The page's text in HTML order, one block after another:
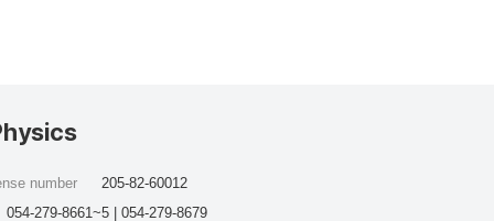
number
205-82-60012
054-279-8661~5 | 054-279-8679